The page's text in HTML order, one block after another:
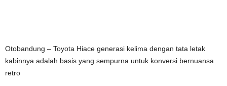
Otobandung – Toyota Hiace generasi kelima dengan tata letak
kabinnya adalah basis yang sempurna untuk konversi bernuansa
retro